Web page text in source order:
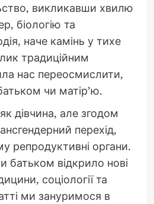
викликавши хвилю
біологію та
наче камінь у тихе
традиційним
нас переосмислити,
чи матір’ю.
дівчина, але згодом
перехід,
репродуктивні органи.
батьком відкрило нові
соціології та
ми зануримося в